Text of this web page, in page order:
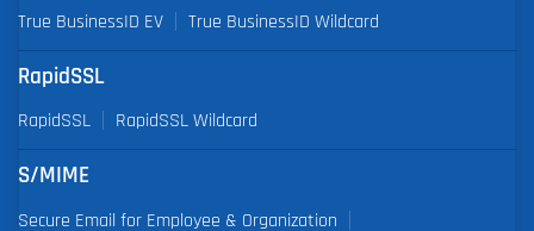
True BusinessID EV
True BusinessID Wildcard
RapidSSL
RapidSSL RapidSSL Wildcard
S/MIME
Secure Email for Employee & Organization